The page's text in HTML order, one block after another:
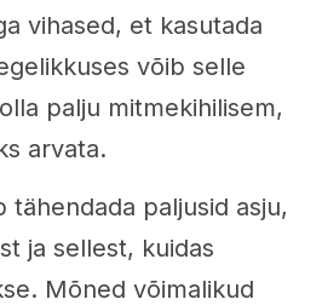
vihased, et kasutada
võib selle
palju mitmekihilisem,
arvata.
tähendada paljusid asju,
ja sellest, kuidas
Mõned võimalikud